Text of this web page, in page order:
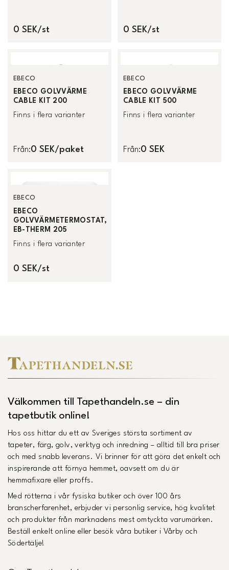
0 SEK/st 0 SEK/st
EBECO
EBECO GOLVVÄRME
CABLE KIT 200
Finns i flera varianter
Från:0 SEK/paket
EBECO
EBECO GOLVVÄRME
CABLE KIT 500
Finns i flera varianter
Från:0 SEK
EBECO
EBECO
GOLVVÄRMETERMOSTAT,
EB-THERM 205
Finns i flera varianter
0 SEK/st
Välkommen till Tapethandeln.se – din
tapetbutik online!
Hos oss hittar du ett av Sveriges största sortiment av
tapeter, färg, golv, verktyg och inredning – alltid till bra priser
och med snabb leverans. Vi brinner för att göra det enkelt och
inspirerande att förnya hemmet, oavsett om du är
hemmafixare eller proffs.
Med rötterna i vår fysiska butiker och över 100 års
branscherfarenhet, erbjuder vi personlig service, hög kvalitet
och produkter från marknadens mest omtyckta varumärken.
Beställ enkelt online eller besök våra butiker i Vårby och
Södertälje!